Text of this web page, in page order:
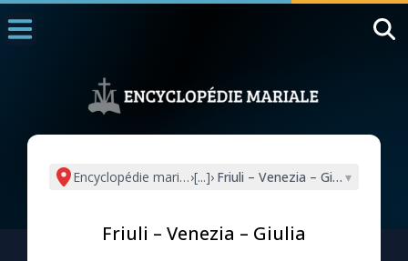
L'actualité de la semaine
Encyclopédie mariale
›[...]› Friuli – Venezia – Giulia
▾
Friuli – Venezia – Giulia